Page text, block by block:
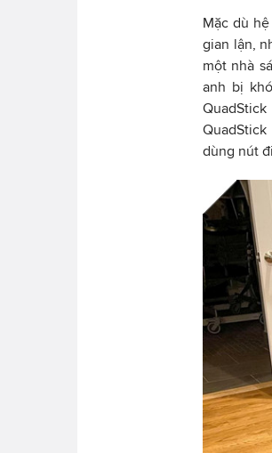
Mặc dù
gian lận,
một nhà
anh bị
dùng nút